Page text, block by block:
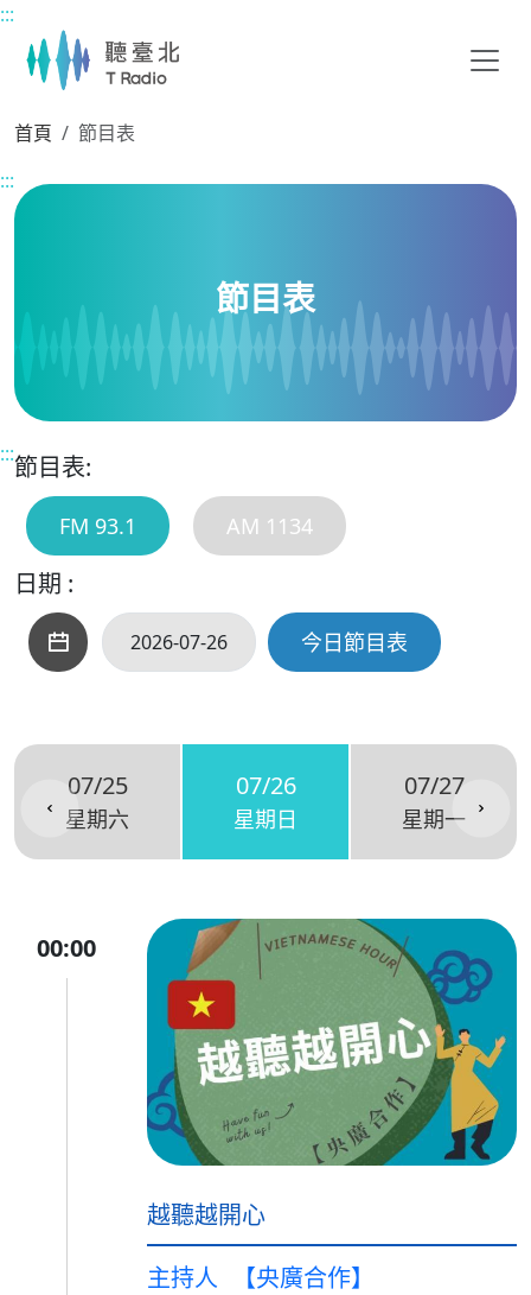
主要內容區塊
:::
首頁
節目表
:::
節目表
:::節目表:
FM 93.1 AM 1134
日期 :
今日節目表
07/25
星期六
07/26
星期日
07/27
星期一
00:00
越聽越開心
主持人
【央廣合作】